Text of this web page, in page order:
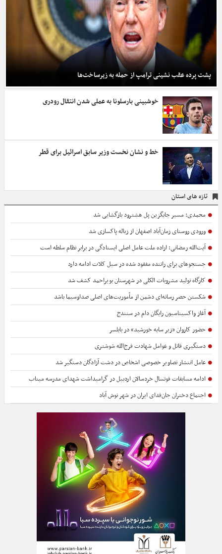
پشت پرده عقب نشینی ترامپ از حمله به زیرساخت‌ها
خوشبینی بارسلونا به عملی شدن انتقال رودری
خط و نشان نخست وزیر سابق اسرائیل برای قطر
تازه های استان
محمدی: مسیر جایگزین پل هشترود بازگشایی شد
ورودی روستای زمان‌آباد اصفهان از زباله پاکسازی شد
آیت‌الله رمضانی: اراده ملت عامل اصلی ایستادگی در برابر نظام سلطه است
جستجوهای برای راننده مفقود شده در سیل کلات ادامه دارد
کارگاه تولید مشروبات الکلی در شهرستان بویراحمد کشف شد
شکستن حصر رسانه‌ای دشمن از مأموریت‌های اصلی صداوسیما باشد
آغاز واکسیناسیون رایگان دام در سنندج
حضور کاروان «زیر سایه خورشید» در بابلسر
دستگیری قاتل و عوامل شهادت فرج‌الله شوشتری
عامل انتشار تصاویر خصوصی اشخاص در دشت آزادگان دستگیر شد
ادامه مسابقات فوتسال خردسالان اردبیل در گرامیداشت شهدای مدرسه میناب
اجتماع دختران جان‌فدای ایران در شهر نوش آباد